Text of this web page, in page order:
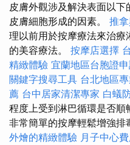
皮膚外觀涉及解決表面以
皮膚細胞形成的因素。 推
理以前用於按摩療法來治
的美容療法。 按摩店選擇
精緻體驗 宜蘭地區台胞證
關鍵字搜尋工具 台北地區
薦 台中居家清潔專家 白蟻
程度上受到淋巴循環是否順
非常簡單的按摩輕鬆增強排
外燴的精緻體驗 月子中心